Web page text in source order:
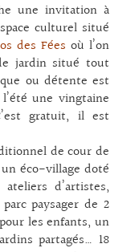
une invitation à
culturel situé
des Fées où l’on
jardin situé tout
ou détente est
une vingtaine
gratuit, il est
de cour de
éco-village doté
d’artistes,
paysager de 2
les enfants, un
partagés… 18